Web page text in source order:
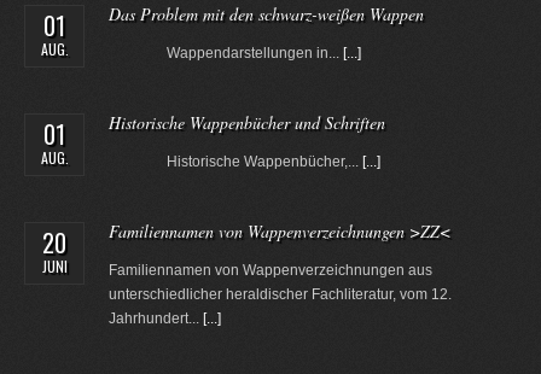
01
AUG.
Das Problem mit den schwarz-weißen Wappen
Wappendarstellungen in... [...]
01
AUG.
Historische Wappenbücher und Schriften
Historische Wappenbücher,... [...]
20
JUNI
Familiennamen von Wappenverzeichnungen >ZZ<
Familiennamen von Wappenverzeichnungen aus
unterschiedlicher heraldischer Fachliteratur, vom 12.
Jahrhundert... [...]